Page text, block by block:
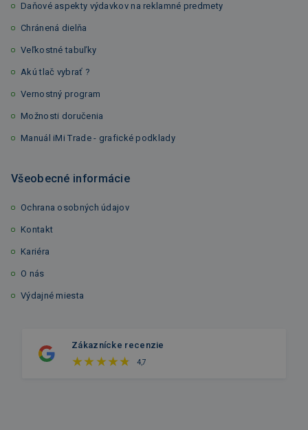
Daňové aspekty výdavkov na reklamné predmety
Chránená dielňa
Veľkostné tabuľky
Akú tlač vybrať ?
Vernostný program
Možnosti doručenia
Manuál iMi Trade - grafické podklady
Všeobecné informácie
Ochrana osobných údajov
Kontakt
Kariéra
O nás
Výdajné miesta
Zákaznícke recenzie
4,7